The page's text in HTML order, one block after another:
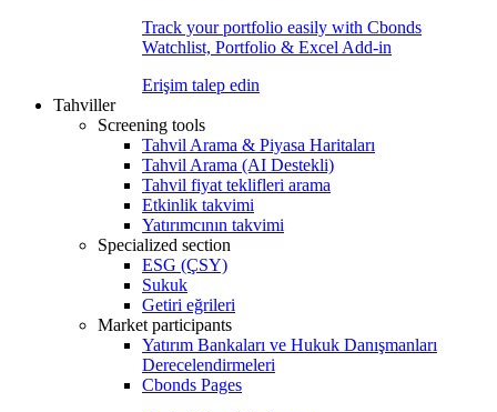
Track your portfolio easily with Cbonds
Watchlist, Portfolio & Excel Add-in
Erişim talep edin
Tahviller
Screening tools
Tahvil Arama & Piyasa Haritaları
Tahvil Arama (AI Destekli)
Tahvil fiyat teklifleri arama
Etkinlik takvimi
Yatırımcının takvimi
Specialized section
ESG (ÇSY)
Sukuk
Getiri eğrileri
Market participants
Yatırım Bankaları ve Hukuk Danışmanları
Derecelendirmeleri
Cbonds Pages